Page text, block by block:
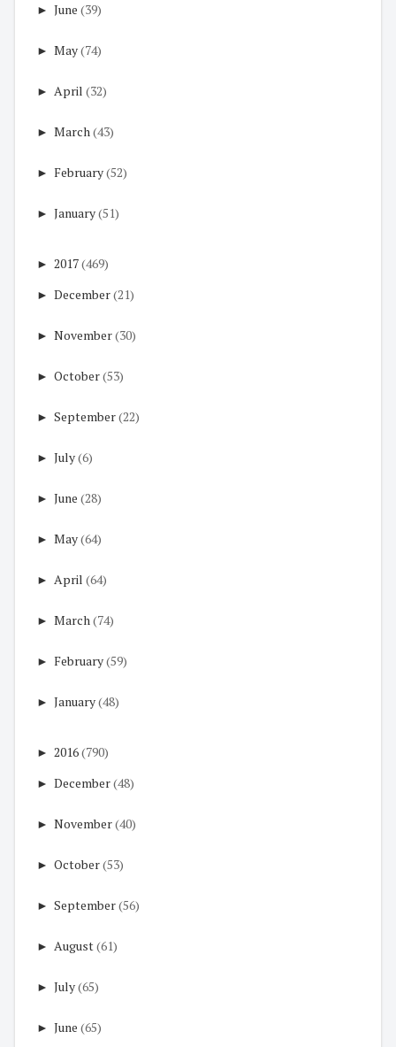
► June (39)
► May(74)
► April (32)
► March(43)
► February(52)
► January(51)
► 2017(469)
► December(21)
► November(30)
► October(53)
► September(22)
► July(6)
► June (28)
► May(64)
► April (64)
► March(74)
► February(59)
► January(48)
► 2016(790)
► December(48)
► November(40)
► October(53)
► September(56)
► August(61)
► July(65)
► June (65)